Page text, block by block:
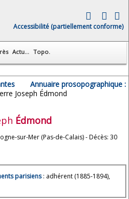
Accessibilité (partiellement conforme)
Actu... Topo.
Annuaire prosopographique :
Joseph Édmond
Édmond
sur-Mer (Pas-de-Calais) - Décès: 30
parisiens: adhérent (1885-1894),